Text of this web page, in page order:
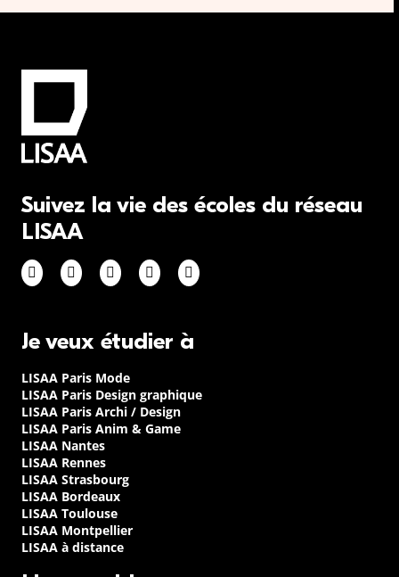
Suivez la vie des écoles du réseau
LISAA
Je veux étudier à
LISAA Paris Mode
LISAA Paris Design graphique
LISAA Paris Archi / Design
LISAA Paris Anim & Game
LISAA Nantes
LISAA Rennes
LISAA Strasbourg
LISAA Bordeaux
LISAA Toulouse
LISAA Montpellier
LISAA à distance